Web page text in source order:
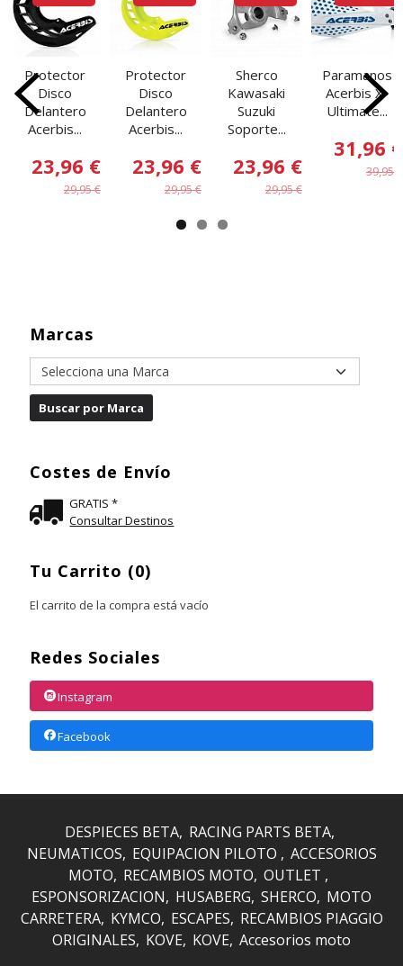
Marcas
Costes de Envío
GRATIS *
Consultar Destinos
Tu Carrito (0)
El carrito de la compra está vacío
Redes Sociales
Instagram
Facebook
Protector
Disco
Delantero
Acerbis...
23,96 €
29,95 €
Protector
Disco
Delantero
Acerbis...
23,96 €
29,95 €
Sherco
Kawasaki
Suzuki
Soporte...
23,96 €
29,95 €
Paramanos
Acerbis X-
Ultimate...
31,96 €
39,95 €
DESPIECES BETA RACING PARTS BETA
NEUMATICOS EQUIPACION PILOTO
ACCESORIOS
MOTO RECAMBIOS MOTO OUTLET
ESPONSORIZACION
HUSABERG SHERCO MOTO
CARRETERA KYMCO ESCAPES RECAMBIOS PIAGGIO
ORIGINALES KOVE KOVE Accesorios moto